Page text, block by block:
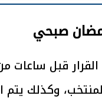
صبحي
قبل ساعات
وكذلك يتم